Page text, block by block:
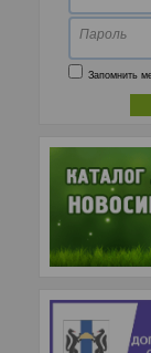
Пароль
Запомнить